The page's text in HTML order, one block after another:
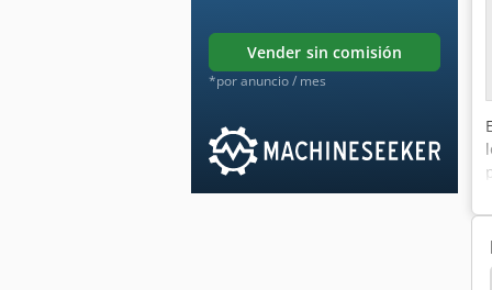
vender sin comisión
*por anuncio / mes